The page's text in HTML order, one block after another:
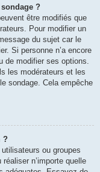
?
être modifiés que
Pour modifier un
du sujet car le
Si personne n’a encore
de modifier ses options.
les modérateurs et les
sondage. Cela empêche
?
ou groupes
n’importe quelle